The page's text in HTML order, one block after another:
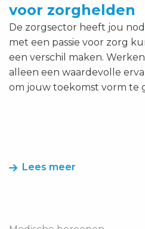
voor zorghelden
De zorgsector heeft jou
met een passie voor zorg
een verschil maken.
alleen een waardevolle
om jouw toekomst vorm te
Lees meer